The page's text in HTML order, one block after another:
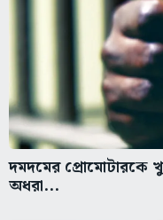
দমদমের প্রোমোটারকে
অধরা...